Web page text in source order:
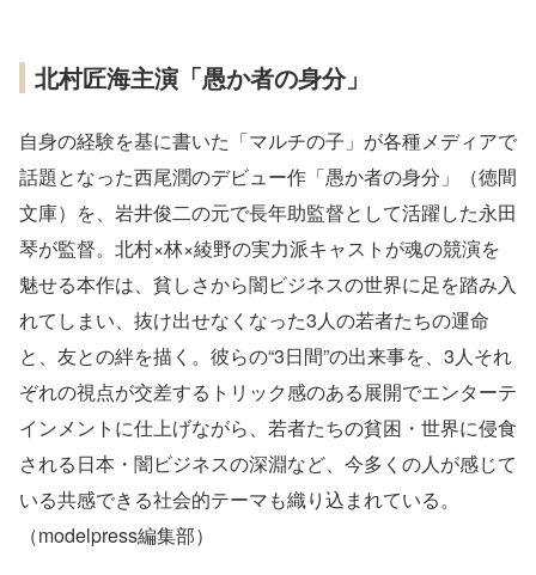
北村匠海主演「愚か者の身分」
自身の経験を基に書いた「マルチの子」が各種メディアで
話題となった西尾潤のデビュー作「愚か者の身分」（徳間
文庫）を、岩井俊二の元で長年助監督として活躍した永田
琴が監督。北村×林×綾野の実力派キャストが魂の競演を
魅せる本作は、貧しさから闇ビジネスの世界に足を踏み入
れてしまい、抜け出せなくなった3人の若者たちの運命
と、友との絆を描く。彼らの“3日間”の出来事を、3人それ
ぞれの視点が交差するトリック感のある展開でエンターテ
インメントに仕上げながら、若者たちの貧困・世界に侵食
される日本・闇ビジネスの深淵など、今多くの人が感じて
いる共感できる社会的テーマも織り込まれている。
（modelpress編集部）